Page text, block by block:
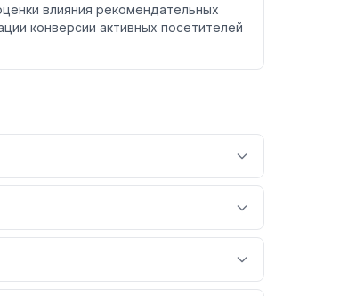
влияния рекомендательных
конверсии активных посетителей